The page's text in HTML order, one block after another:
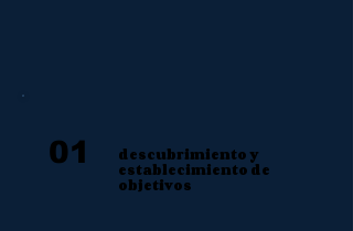
01 descubrimiento y
establecimiento de
objetivos